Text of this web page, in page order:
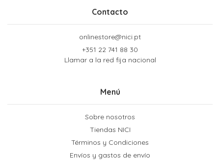
Contacto
onlinestore@nici.pt
+351 22 741 88 30
Llamar a la red fija nacional
Menú
Sobre nosotros
Tiendas NICI
Términos y Condiciones
Envíos y gastos de envío